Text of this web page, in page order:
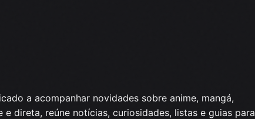
a acompanhar novidades sobre anime, mangá,
direta, reúne notícias, curiosidades, listas e guias para